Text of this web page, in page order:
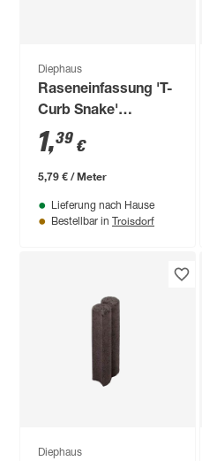
Diephaus
Raseneinfassung 'T-
Curb Snake'
sandstein 12 x 24 x 4
cm
1,39 €
5,79 € / Meter
Lieferung nach Hause
Bestellbar in Troisdorf
Diephaus